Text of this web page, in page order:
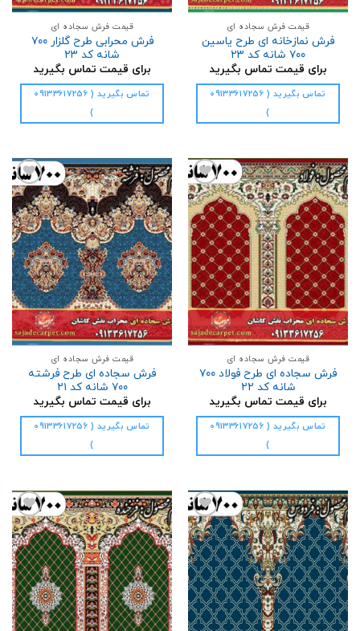
قیمت فرش سجاده ای
فرش نمازخانه ای طرح یاسین
۷۰۰ شانه کد ۲۳
برای قیمت تماس بگیرید
تماس بگیرید ( 09133617256
)
قیمت فرش سجاده ای
فرش محرابی طرح گلزار ۷۰۰
شانه کد ۲۳
برای قیمت تماس بگیرید
تماس بگیرید ( 09133617256
)
افزودن
به
علاقه
مندی
ها
قیمت فرش سجاده ای
فرش سجاده ای طرح فولاد ۷۰۰
شانه کد ۲۲
برای قیمت تماس بگیرید
تماس بگیرید ( 09133617256
)
افزودن
به
علاقه
مندی
ها
قیمت فرش سجاده ای
فرش سجاده ای طرح فرشته
۷۰۰ شانه کد ۲۱
برای قیمت تماس بگیرید
تماس بگیرید ( 09133617256
)
افزودن
به
علاقه
مندی
ها
افزودن
به
علاقه
مندی
ها